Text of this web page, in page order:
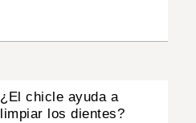
¿El chicle ayuda a
limpiar los dientes?